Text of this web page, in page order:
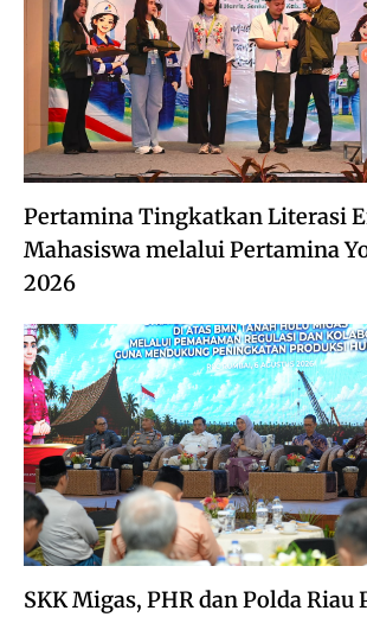
Pertamina Tingkatkan Literasi
Mahasiswa melalui Pertamina
2026
SKK Migas, PHR dan Polda Riau